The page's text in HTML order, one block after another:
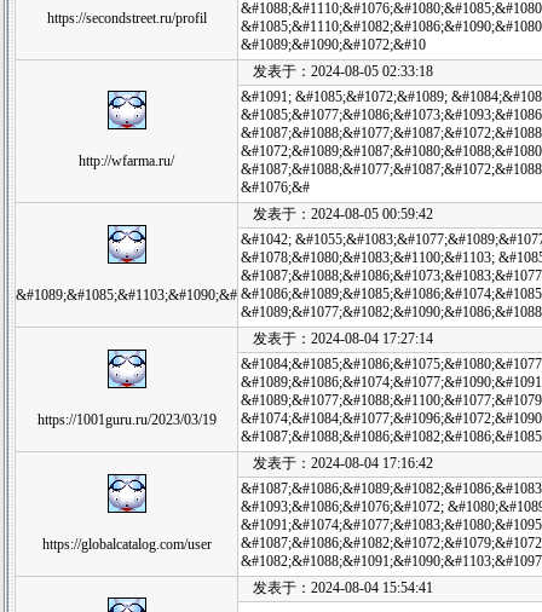
https://secondstreet.ru/profil
&#1089;&#1090;&#1072;&#10
http://wfarma.ru/
发表于：2024-08-05 02:33:18
&#1091; &#1085;&#1072;&#1089;
&#1076;&#
&#1089;&#1085;&#1103;&#1090;&#
发表于：2024-08-05 00:59:42
&#1042;
&#1078;&#1080;&#1083;&#1100;&#1103;
https://1001guru.ru/2023/03/19
发表于：2024-08-04 17:27:14
https://globalcatalog.com/user
发表于：2024-08-04 17:16:42
&#1093;&#1086;&#1076;&#1072;
发表于：2024-08-04 15:54:41